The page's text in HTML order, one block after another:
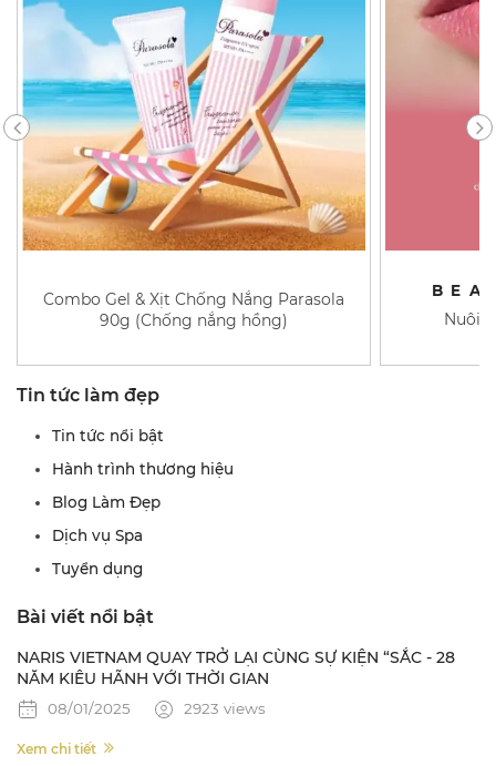
Combo Gel & Xịt Chống Nắng Parasola
90g (Chống nắng hồng)
Nuôi
Tin tức làm đẹp
Tin tức nổi bật
Hành trình thương hiệu
Blog Làm Đẹp
Dịch vụ Spa
Tuyển dụng
Bài viết nổi bật
NARIS VIETNAM QUAY TRỞ LẠI CÙNG SỰ KIỆN “SẮC - 28
NĂM KIÊU HÃNH VỚI THỜI GIAN
08/01/2025 2923 views
Xem chi tiết